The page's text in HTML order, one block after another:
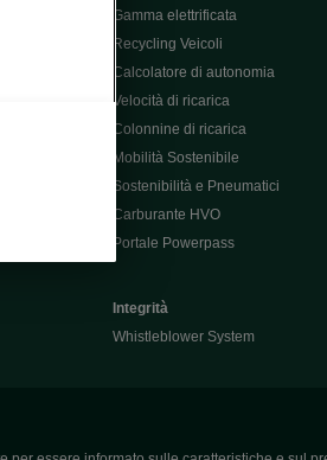
Gamma elettrificata
Recycling Veicoli
Calcolatore di autonomia
Velocità di ricarica
Colonnine di ricarica
Mobilità Sostenibile
Sostenibilità e Pneumatici
Carburante HVO
Portale Powerpass
Integrità
Whistleblower System